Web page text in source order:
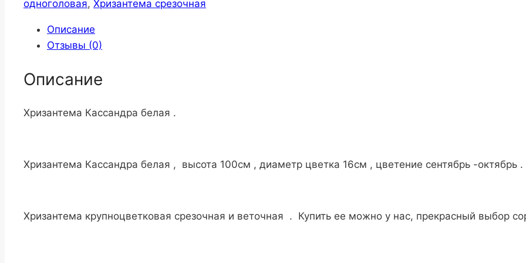
одноголовая, Хризантема срезочная
Описание
Отзывы (0)
Описание
Хризантема Кассандра белая .
Хризантема Кассандра белая , высота 100см , диаметр цветка 16см , цветение сентябрь -октябрь .
Хризантема крупноцветковая срезочная и веточная . Купить ее можно у нас, прекрасный выбор